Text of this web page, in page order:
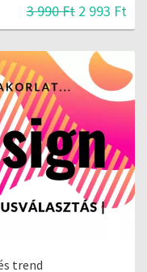
3 990 Ft 2 993 Ft
trend